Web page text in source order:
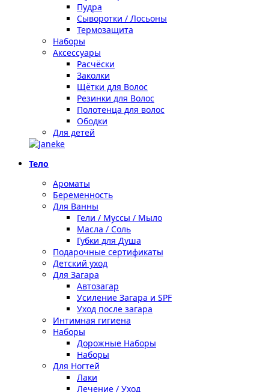
Пудра
Сыворотки / Лосьоны
Термозащита
Наборы
Аксессуары
Расчёски
Заколки
Щётки для Волос
Резинки для Волос
Полотенца для волос
Ободки
Для детей
Тело
Ароматы
Беременность
Для Ванны
Гели / Муссы / Мыло
Масла / Соль
Губки для Душа
Подарочные сертификаты
Детский уход
Для Загара
Автозагар
Усиление Загара и SPF
Уход после загара
Интимная гигиена
Наборы
Дорожные Наборы
Наборы
Для Ногтей
Лаки
Лечение / Уход